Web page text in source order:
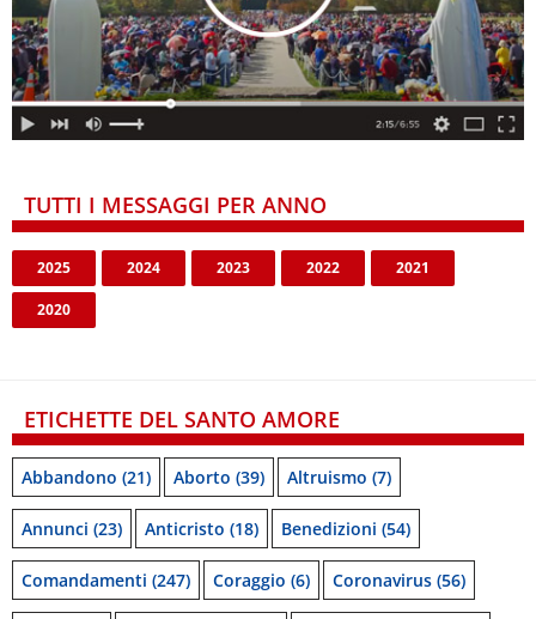
TUTTI I MESSAGGI PER ANNO
2025 2024 2023 2022 2021
2020
ETICHETTE DEL SANTO AMORE
Abbandono (21) Aborto (39) Altruismo (7)
Annunci (23) Anticristo (18) Benedizioni (54)
Comandamenti (247) Coraggio (6) Coronavirus (56)